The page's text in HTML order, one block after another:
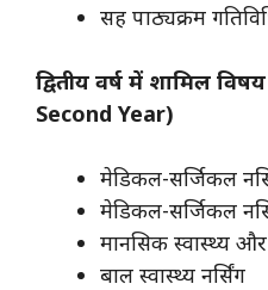
सह पाठ्यक्रम
द्वितीय वर्ष में शामिल
Second Year)
मेडिकल-सर्जिकल
मेडिकल-सर्जिकल
मानसिक स्वास्थ्य और
बाल स्वास्थ्य नर्सिंग